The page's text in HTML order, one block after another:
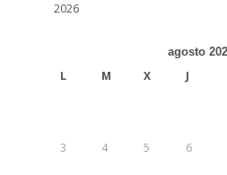
2026
agosto
L M X J
3 4 5 6